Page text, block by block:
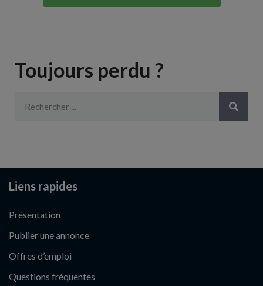
Toujours perdu ?
Liens rapides
Présentation
Publier une annonce
Offres d’emploi
Questions fréquentes